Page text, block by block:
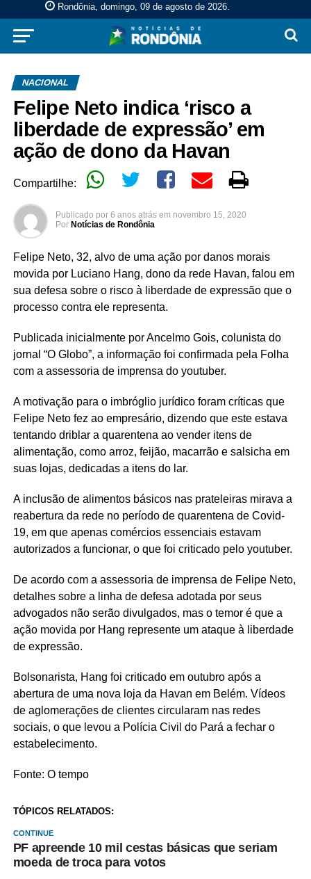
Rondônia, domingo, 09 de agosto de 2026.
NACIONAL
Felipe Neto indica ‘risco a
liberdade de expressão’ em
ação de dono da Havan
Compartilhe:
Publicado por 6 anos atrás em novembro 15, 2020
Por Notícias de Rondônia
Felipe Neto, 32, alvo de uma ação por danos morais
movida por Luciano Hang, dono da rede Havan, falou em
sua defesa sobre o risco à liberdade de expressão que o
processo contra ele representa.
Publicada inicialmente por Ancelmo Gois, colunista do
jornal “O Globo”, a informação foi confirmada pela Folha
com a assessoria de imprensa do youtuber.
A motivação para o imbróglio jurídico foram críticas que
Felipe Neto fez ao empresário, dizendo que este estava
tentando driblar a quarentena ao vender itens de
alimentação, como arroz, feijão, macarrão e salsicha em
suas lojas, dedicadas a itens do lar.
A inclusão de alimentos básicos nas prateleiras mirava a
reabertura da rede no período de quarentena de Covid-
19, em que apenas comércios essenciais estavam
autorizados a funcionar, o que foi criticado pelo youtuber.
De acordo com a assessoria de imprensa de Felipe Neto,
detalhes sobre a linha de defesa adotada por seus
advogados não serão divulgados, mas o temor é que a
ação movida por Hang represente um ataque à liberdade
de expressão.
Bolsonarista, Hang foi criticado em outubro após a
abertura de uma nova loja da Havan em Belém. Vídeos
de aglomerações de clientes circularam nas redes
sociais, o que levou a Polícia Civil do Pará a fechar o
estabelecimento.
Fonte: O tempo
TÓPICOS RELATADOS:
CONTINUE
PF apreende 10 mil cestas básicas que seriam
moeda de troca para votos